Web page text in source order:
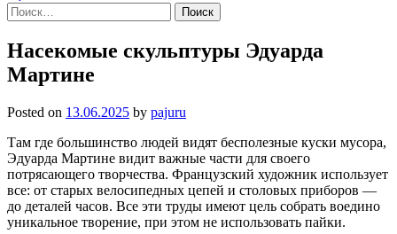
Найти:
Насекомые скульптуры Эдуарда
Мартине
Posted on 13.06.2025 by pajuru
Там где большинство людей видят бесполезные куски мусора,
Эдуарда Мартине видит важные части для своего
потрясающего творчества. Французский художник использует
все: от старых велосипедных цепей и столовых приборов —
до деталей часов. Все эти труды имеют цель собрать воедино
уникальное творение, при этом не использовать пайки.